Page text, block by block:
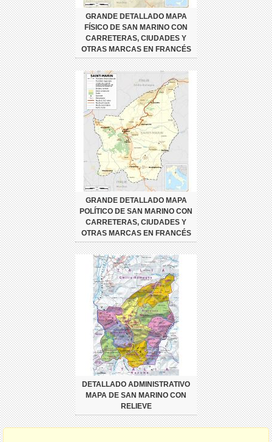
GRANDE DETALLADO MAPA
FÍSICO DE SAN MARINO CON
CARRETERAS, CIUDADES Y
OTRAS MARCAS EN FRANCÉS
GRANDE DETALLADO MAPA
POLÍTICO DE SAN MARINO CON
CARRETERAS, CIUDADES Y
OTRAS MARCAS EN FRANCÉS
DETALLADO ADMINISTRATIVO
MAPA DE SAN MARINO CON
RELIEVE